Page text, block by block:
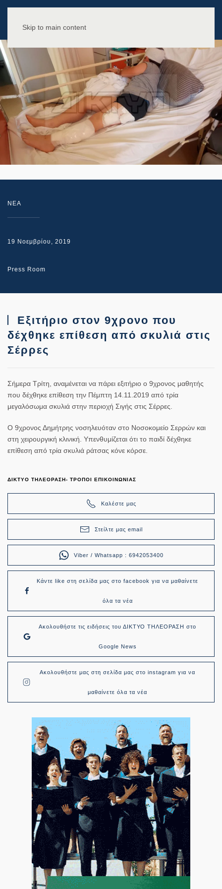
Skip to main content
NEA
19 Νοεμβρίου, 2019
Press Room
Εξιτήριο στον 9χρονο που
δέχθηκε επίθεση από σκυλιά στις
Σέρρες
Σήμερα Τρίτη, αναμένεται να πάρει εξιτήριο ο 9χρονος μαθητής
που δέχθηκε επίθεση την Πέμπτη 14.11.2019 από τρία
μεγαλόσωμα σκυλιά στην περιοχή Σιγής στις Σέρρες
Ο 9χρονος Δημήτρης νοσηλευόταν στο Νοσοκομείο Σερρών και
στη χειρουργική κλινική. Υπενθυμίζεται ότι το παιδί δέχθηκε
επίθεση από τρία σκυλιά ράτσας κόνε κόρσε.
ΔΙΚΤΥΟ ΤΗΛΕΟΡΑΣΗ- ΤΡΟΠΟΙ ΕΠΙΚΟΙΝΩΝΙΑΣ
Καλέστε μας
Στείλτε μας email
Viber / Whatsapp : 6942053400
Κάντε like στη σελίδα μας στο facebook για να μαθαίνετε
όλα τα νέα
Ακολουθήστε τις ειδήσεις του ΔΙΚΤΥΟ ΤΗΛΕΟΡΑΣΗ στο
Google News
Ακολουθήστε μας στη σελίδα μας στο instagram για να
μαθαίνετε όλα τα νέα